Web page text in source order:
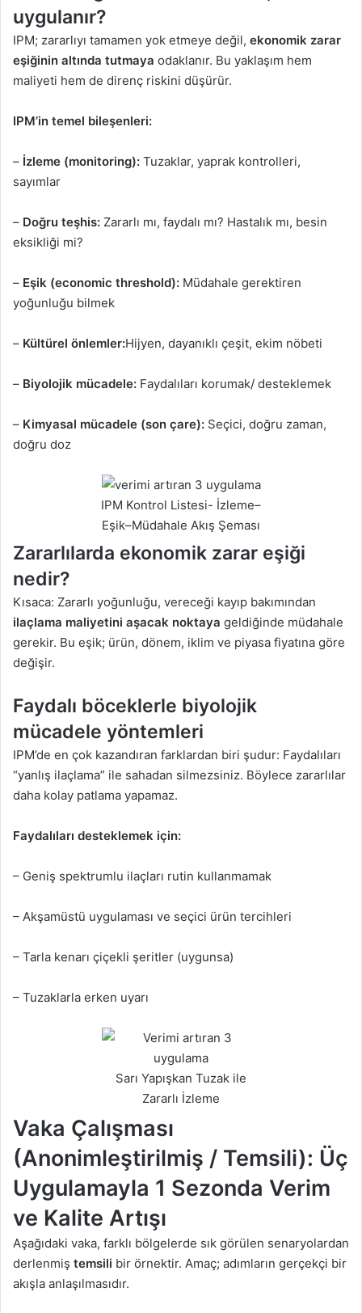
uygulanır?
IPM; zararlıyı tamamen yok etmeye değil, ekonomik zarar
eşiğinin altında tutmaya odaklanır. Bu yaklaşım hem
maliyeti hem de direnç riskini düşürür.
IPM’in temel bileşenleri:
– İzleme (monitoring): Tuzaklar, yaprak kontrolleri,
sayımlar
– Doğru teşhis: Zararlı mı, faydalı mı? Hastalık mı, besin
eksikliği mi?
– Eşik (economic threshold): Müdahale gerektiren
yoğunluğu bilmek
– Kültürel önlemler:Hijyen, dayanıklı çeşit, ekim nöbeti
– Biyolojik mücadele: Faydalıları korumak/ desteklemek
– Kimyasal mücadele (son çare): Seçici, doğru zaman,
doğru doz
IPM Kontrol Listesi- İzleme–
Eşik–Müdahale Akış Şeması
Zararlılarda ekonomik zarar eşiği
nedir?
Kısaca: Zararlı yoğunluğu, vereceği kayıp bakımından
ilaçlama maliyetini aşacak noktaya geldiğinde müdahale
gerekir. Bu eşik; ürün, dönem, iklim ve piyasa fiyatına göre
değişir.
Faydalı böceklerle biyolojik
mücadele yöntemleri
IPM’de en çok kazandıran farklardan biri şudur: Faydalıları
“yanlış ilaçlama” ile sahadan silmezsiniz. Böylece zararlılar
daha kolay patlama yapamaz.
Faydalıları desteklemek için:
– Geniş spektrumlu ilaçları rutin kullanmamak
– Akşamüstü uygulaması ve seçici ürün tercihleri
– Tarla kenarı çiçekli şeritler (uygunsa)
– Tuzaklarla erken uyarı
Sarı Yapışkan Tuzak ile
Zararlı İzleme
Vaka Çalışması
(Anonimleştirilmiş / Temsili): Üç
Uygulamayla 1 Sezonda Verim
ve Kalite Artışı
Aşağıdaki vaka, farklı bölgelerde sık görülen senaryolardan
derlenmiş temsili bir örnektir. Amaç; adımların gerçekçi bir
akışla anlaşılmasıdır.